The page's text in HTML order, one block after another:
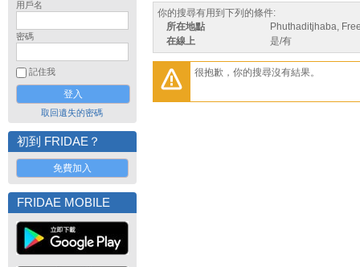
用戶名
密碼
記住我
取回遺失的密碼
初到 FRIDAE？
免費加入
FRIDAE MOBILE
你的搜尋有用到下列的條件:
所在地點
Phuthaditjhaba,
在線上
是/有
很抱歉，你的搜尋沒有結果。